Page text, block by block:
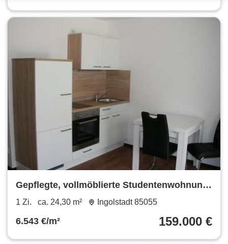
Gepflegte, vollmöblierte Studentenwohnung
Nähe THI
1 Zi. ca. 24,30 m² Ingolstadt 85055
6.543 €/m² 159.000 €